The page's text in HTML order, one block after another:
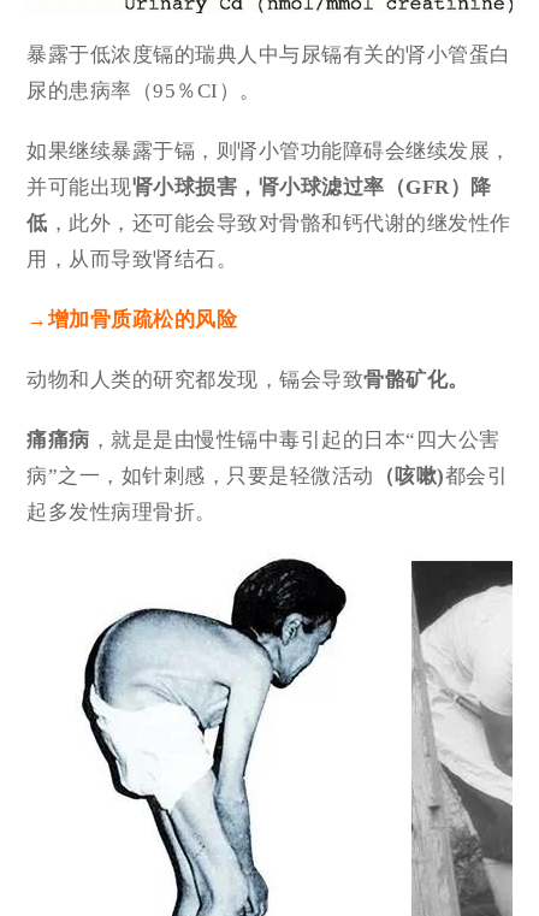
暴露于低浓度镉的瑞典人中与尿镉有关的肾小管蛋白
尿的患病率（95％CI）。
如果继续暴露于镉，则肾小管功能障碍会继续发展，
并可能出现肾小球损害，肾小球滤过率（GFR）降
低 ，此外，还可能会导致对骨骼和钙代谢的继发性作
用，从而导致肾结石。
→增加骨质疏松的风险
动物和人类的研究都发现，镉会导致骨骼矿化。
痛痛病 ，就是是由慢性镉中毒引起的日本“四大公害
病”之一，如针刺感，只要是轻微活动
（咳嗽)都会引
起多发性病理骨折。